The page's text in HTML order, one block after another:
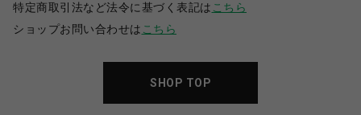
特定商取引法など法令に基づく表記は こちら
ショップお問い合わせは こちら
SHOP TOP